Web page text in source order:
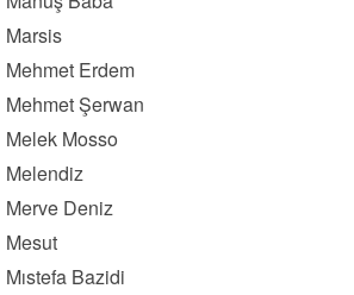
Marsis
Mehmet Erdem
Mehmet Şerwan
Melek Mosso
Melendiz
Merve Deniz
Mesut
Mıstefa Bazidi